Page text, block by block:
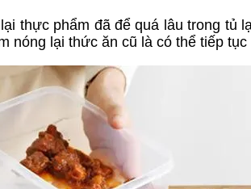
thực phẩm đã để quá lâu trong tủ
nóng lại thức ăn cũ là có thể tiếp